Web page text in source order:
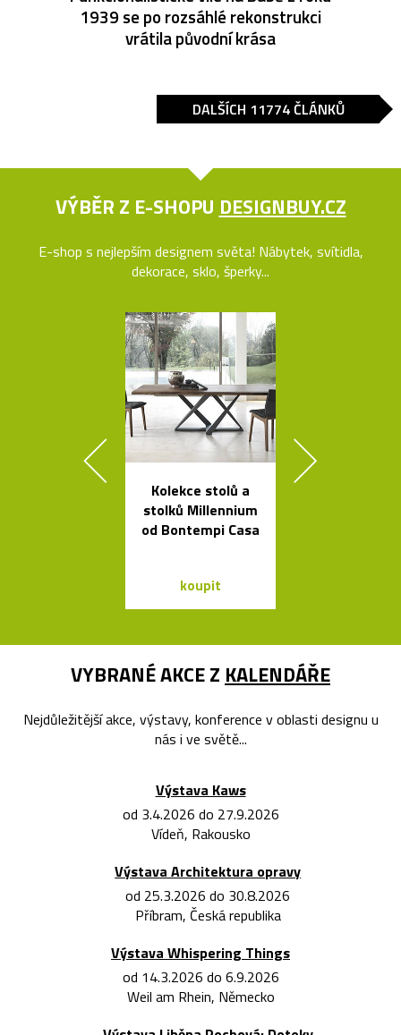
1939 se po rozsáhlé rekonstrukci
vrátila původní krása
DALŠÍCH 11774 ČLÁNKŮ
VÝBĚR Z E-SHOPU DESIGNBUY.CZ
E-shop s nejlepším designem světa! Nábytek, svítidla,
dekorace, sklo, šperky...
Kolekce stolů a
stolků Millennium
od Bontempi Casa
koupit
VYBRANÉ AKCE Z KALENDÁŘE
Nejdůležitější akce, výstavy, konference v oblasti designu u
nás i ve světě...
Výstava Kaws
od 3.4.2026 do 27.9.2026
Vídeň, Rakousko
Výstava Architektura opravy
od 25.3.2026 do 30.8.2026
Příbram, Česká republika
Výstava Whispering Things
od 14.3.2026 do 6.9.2026
Weil am Rhein, Německo